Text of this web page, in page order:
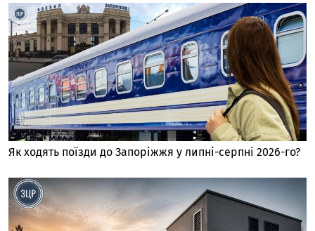
Як ходять поїзди до Запоріжжя у липні-серпні 2026-го?